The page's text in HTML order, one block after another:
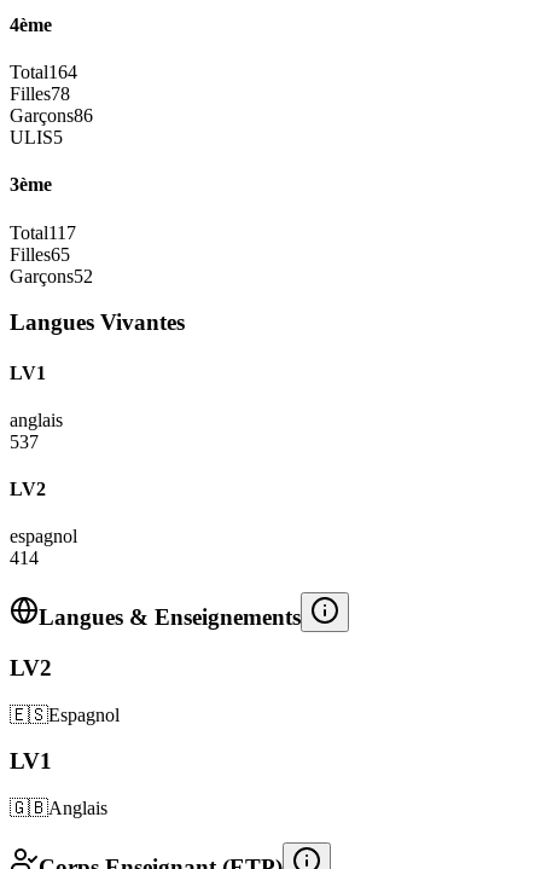
4ème
Total164
Filles78
Garçons86
ULIS5
3ème
Total117
Filles65
Garçons52
Langues Vivantes
LV1
anglais
537
LV2
espagnol
414
Langues & Enseignements
LV2
🇪🇸Espagnol
LV1
🇬🇧Anglais